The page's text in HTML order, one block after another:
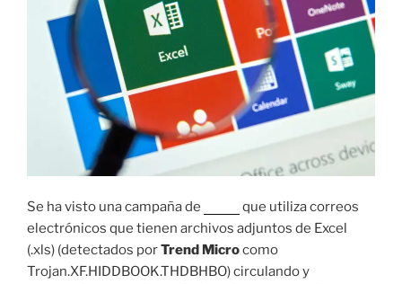
Se ha visto una campaña de
que utiliza correos
electrónicos que tienen archivos adjuntos de Excel
(.xls) (detectados porTrend Microcomo
Trojan.XF.HIDDBOOK.THDBHBO) circulando y